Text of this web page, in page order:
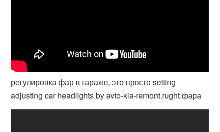
регулировка фар в гараже, это просто setting
adjusting car headlights by avto-kia-remont.rught.фара